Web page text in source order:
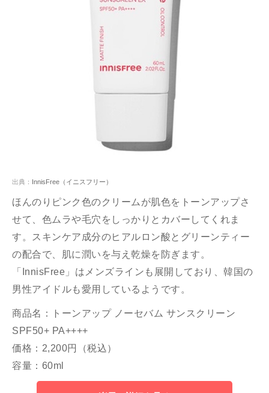
出典： InnisFree（イニスフリー）
ほんのりピンク色のクリームが肌色をトーンアップさ
せて、色ムラや毛穴をしっかりとカバーしてくれま
す。スキンケア成分のヒアルロン酸とグリーンティー
の配合で、肌に潤いを与え乾燥を防ぎます。
「InnisFree」はメンズラインも展開しており、韓国の
男性アイドルも愛用しているようです。
商品名：トーンアップ ノーセバム サンスクリーン
SPF50+ PA++++
価格：2,200円（税込）
容量：60ml